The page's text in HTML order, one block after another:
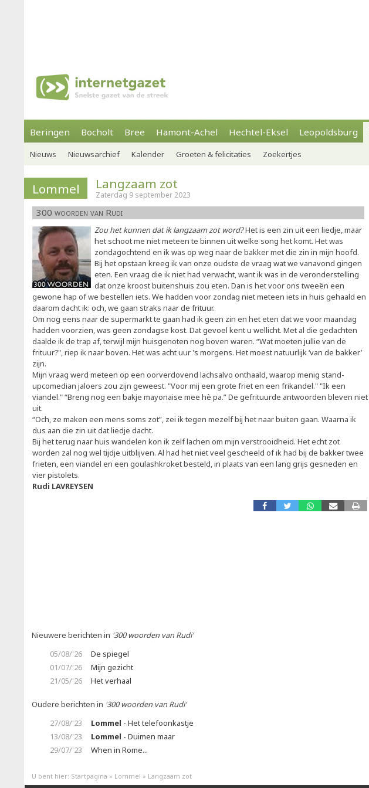
Beringen Bocholt Bree Hamont-Achel Hechtel-Eksel Leopoldsburg
Nieuws Nieuwsarchief Kalender Groeten & felicitaties Zoekertjes
Lommel Langzaam zot
Zaterdag 9 september 2023
300 woorden van Rudi
Zou het kunnen dat ik langzaam zot word?Het is een zin uit een liedje, maar
het schoot me niet meteen te binnen uit welke song het komt. Het was
zondagochtend en ik was op weg naar de bakker met die zin in mijn hoofd.
Bij het opstaan kreeg ik van onze oudste de vraag wat we vanavond gingen
eten. Een vraag die ik niet had verwacht, want ik was in de veronderstelling
dat onze kroost buitenshuis zou eten. Dan is het voor ons tweeën een
gewone hap of we bestellen iets. We hadden voor zondag niet meteen iets in huis gehaald en
daarom dacht ik: och, we gaan straks naar de frituur.
Om nog eens naar de supermarkt te gaan had ik geen zin en het eten dat we voor maandag
hadden voorzien, was geen zondagse kost. Dat gevoel kent u wellicht. Met al die gedachten
daalde ik de trap af, terwijl mijn huisgenoten nog boven waren. “Wat moeten jullie van de
frituur?", riep ik naar boven. Het was acht uur 's morgens. Het moest natuurlijk ‘van de bakker’
zijn.
Mijn vraag werd meteen op een oorverdovend lachsalvo onthaald, waarop menig stand-
upcomedian jaloers zou zijn geweest. "Voor mij een grote friet en een frikandel." "Ik een
viandel." “Breng nog een bakje mayonaise mee hè pa.” De gefrituurde antwoorden bleven niet
uit.
“Och, ze maken een mens soms zot”, zei ik tegen mezelf bij het naar buiten gaan. Waarna ik
dus aan die zin uit dat liedje dacht.
Bij het terug naar huis wandelen kon ik zelf lachen om mijn verstrooidheid. Het echt zot
worden zal nog wel tijdje uitblijven. Al had het niet veel gescheeld of ik had bij de bakker twee
frieten, een viandel en een goulashkroket besteld, in plaats van een lang grijs gesneden en
vier pistolets.
Rudi LAVREYSEN
Nieuwere berichten in '300 woorden van Rudi'
05/08/'26
De spiegel
01/07/'26
Mijn gezicht
21/05/'26
Het verhaal
Oudere berichten in '300 woorden van Rudi'
27/08/'23
Lommel - Het telefoonkastje
13/08/'23
Lommel - Duimen maar
29/07/'23
When in Rome...
U bent hier: Startpagina » Lommel » Langzaam zot